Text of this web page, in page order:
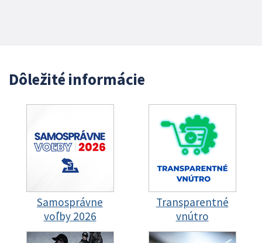
Dôležité informácie
Samosprávne
voľby 2026
Transparentné
vnútro